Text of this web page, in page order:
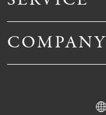
COMPANY